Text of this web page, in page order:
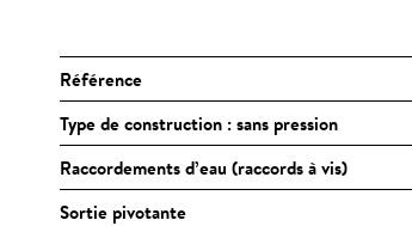
Référence
Type de construction : sans pression
Raccordements d’eau (raccords à vis)
Sortie pivotante